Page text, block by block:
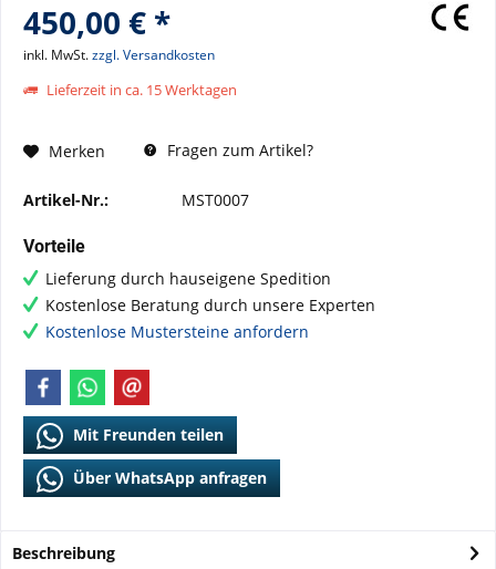
450,00 € *
inkl. MwSt.zzgl. Versandkosten
Lieferzeit in ca. 15 Werktagen
Merken Fragen zum Artikel?
Artikel-Nr.: MST0007
Vorteile
Lieferung durch hauseigene Spedition
Kostenlose Beratung durch unsere Experten
Kostenlose Mustersteine anfordern
Mit Freunden teilen
Über WhatsApp anfragen
Beschreibung